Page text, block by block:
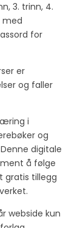
3. trinn, 4.
med
for
er
og faller
i
og
digitale
å følge
tillegg
webside kun